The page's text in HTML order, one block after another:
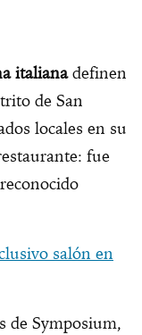
italianadefinen
de San
locales en su
fue
salón en
de Symposium,